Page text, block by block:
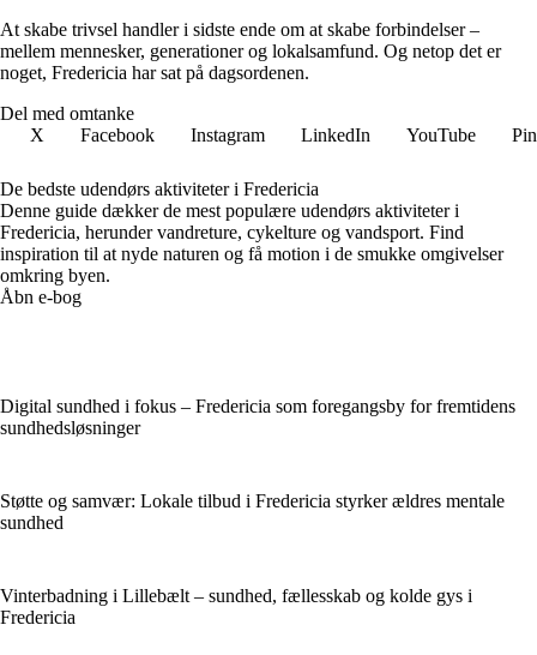
At skabe trivsel handler i sidste ende om at skabe forbindelser –
mellem mennesker, generationer og lokalsamfund. Og netop det er
noget, Fredericia har sat på dagsordenen.
Del med omtanke
X
Facebook Instagram LinkedIn YouTube
De bedste udendørs aktiviteter i Fredericia
Denne guide dækker de mest populære udendørs aktiviteter i
Fredericia, herunder vandreture, cykelture og vandsport. Find
inspiration til at nyde naturen og få motion i de smukke omgivelser
omkring byen.
Åbn e-bog
Digital sundhed i fokus – Fredericia som foregangsby for fremtidens
sundhedsløsninger
Støtte og samvær: Lokale tilbud i Fredericia styrker ældres mentale
sundhed
Vinterbadning i Lillebælt – sundhed, fællesskab og kolde gys i
Fredericia